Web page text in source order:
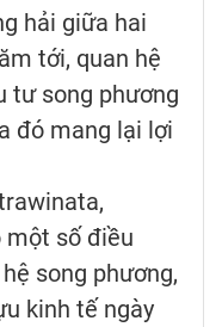
hải giữa hai
tới, quan hệ
tư song phương
đó mang lại lợi
một số điều
song phương,
kinh tế ngày